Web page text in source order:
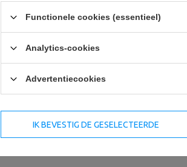
Functionele cookies (essentieel)
Analytics-cookies
Advertentiecookies
IK BEVESTIG DE GESELECTEERDE